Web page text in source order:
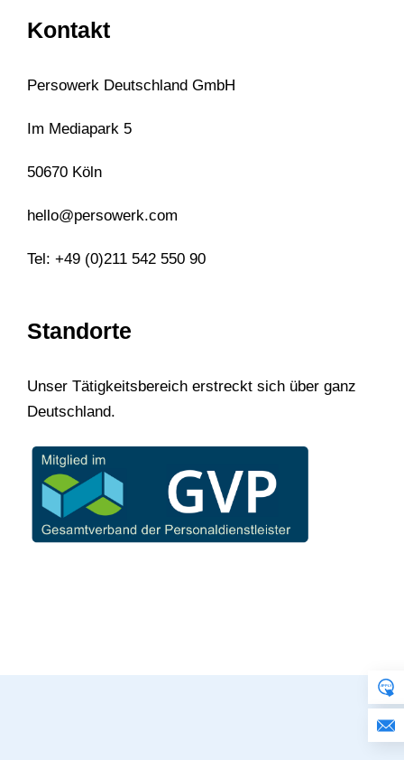
Kontakt
Persowerk Deutschland GmbH
Im Mediapark 5
50670 Köln
hello@persowerk.com
Tel: +49 (0)211 542 550 90
Standorte
Unser Tätigkeitsbereich erstreckt sich über ganz
Deutschland.